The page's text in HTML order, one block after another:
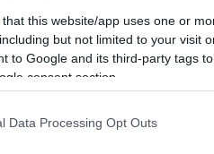
that this website/app uses one or
but not limited to your visit
to Google and its third-party tags
consent section.
Data Processing Opt Outs
dai centri per l’impiego (CPI).
e frequenza a corsi di
e altri percorsi formativi
di cura e assistenza a figli
per la partecipazione ai